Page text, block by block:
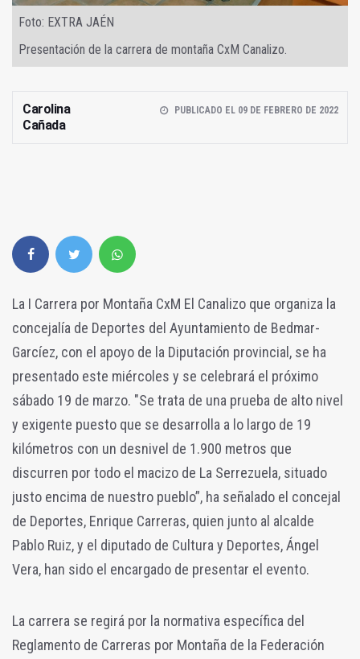
Foto: EXTRA JAÉN
Presentación de la carrera de montaña CxM Canalizo.
Carolina
Cañada
PUBLICADO EL 09 DE FEBRERO DE 2022
La I Carrera por Montaña CxM El Canalizo que organiza la
concejalía de Deportes del Ayuntamiento de Bedmar-
Garcíez, con el apoyo de la Diputación provincial, se ha
presentado este miércoles y se celebrará el próximo
sábado 19 de marzo. "Se trata de una prueba de alto nivel
y exigente puesto que se desarrolla a lo largo de 19
kilómetros con un desnivel de 1.900 metros que
discurren por todo el macizo de La Serrezuela, situado
justo encima de nuestro pueblo”, ha señalado el concejal
de Deportes, Enrique Carreras, quien junto al alcalde
Pablo Ruiz, y el diputado de Cultura y Deportes, Ángel
Vera, han sido el encargado de presentar el evento.
La carrera se regirá por la normativa específica del
Reglamento de Carreras por Montaña de la Federación